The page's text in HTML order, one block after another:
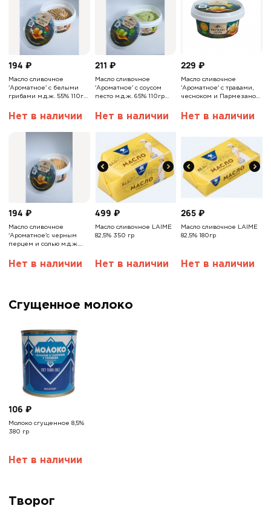
194 ₽
Масло сливочное
'Ароматное' с белыми
грибами м.д.ж. 55% 110гр
Нет в наличии
211 ₽
Масло сливочное
'Ароматное' с соусом
песто м.д.ж. 65% 110гр
Нет в наличии
229 ₽
Масло сливочное
'Ароматное' с травами,
чесноком и Пармезаном
Нет в наличии
194 ₽
Масло сливочное
'Ароматное'с черным
перцем и солью м.д.ж.
Нет в наличии
499 ₽
Масло сливочное LAIME
82,5% 350 гр
Нет в наличии
265 ₽
Масло сливочное LAIME
82,5% 180гр
Нет в наличии
Сгущенное молоко
106 ₽
Молоко сгущенное 8,5%
380 гр
Нет в наличии
Творог